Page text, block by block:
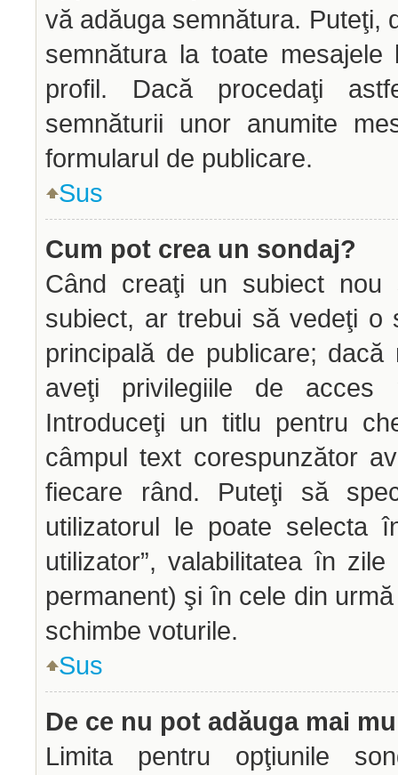
vă adăuga semnătura. Puteţi,
semnătura la toate mesajele
profil. Dacă procedaţi
semnăturii unor anumite
formularul de publicare.
Sus
Cum pot crea un sondaj?
Când creaţi un subiect nou
subiect, ar trebui să vedeţi o
principală de publicare;
aveţi privilegiile de acces
Introduceţi un titlu pentru
câmpul text corespunzător
fiecare rând. Puteţi să
utilizatorul le poate selecta
utilizator”, valabilitatea în
permanent) şi în cele din
schimbe voturile.
Sus
De ce nu pot adăuga mai
Limita pentru opţiunile